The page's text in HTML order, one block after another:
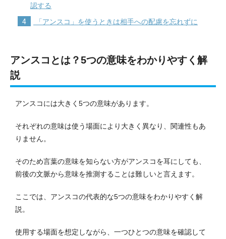
認する
4 「アンスコ」を使うときは相手への配慮を忘れずに
アンスコとは？5つの意味をわかりやすく解
説
アンスコには大きく5つの意味があります。
それぞれの意味は使う場面により大きく異なり、関連性もあ
りません。
そのため言葉の意味を知らない方がアンスコを耳にしても、
前後の文脈から意味を推測することは難しいと言えます。
ここでは、アンスコの代表的な5つの意味をわかりやすく解
説。
使用する場面を想定しながら、一つひとつの意味を確認して